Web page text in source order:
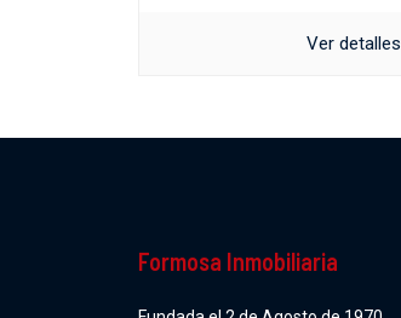
Ver detalles
Formosa Inmobiliaria